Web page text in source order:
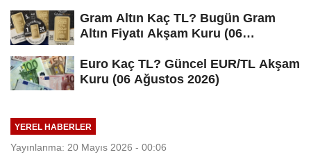
Gram Altın Kaç TL? Bugün Gram
Altın Fiyatı Akşam Kuru (06
Euro Kaç TL? Güncel EUR/TL Akşam
Kuru (06 Ağustos 2026)
YEREL HABERLER
Yayınlanma: 20 Mayıs 2026 - 00:06